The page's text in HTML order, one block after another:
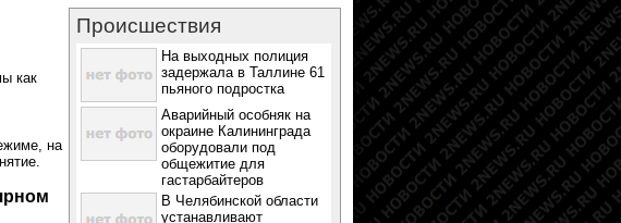
как
на
Происшествия
На выходных полиция
задержала в Таллине 61
пьяного подростка
Аварийный особняк на
окраине Калининграда
оборудовали под
общежитие для
гастарбайтеров
В Челябинской области
устанавливают